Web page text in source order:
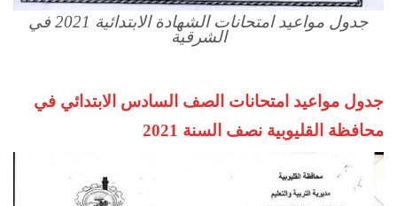
جدول مواعيد امتحانات الشهادة الابتدائية 2021 في
الشرقية
جدول مواعيد امتحانات الصف السادس الابتدائي في
محافظة القليوبية نصف السنة 2021